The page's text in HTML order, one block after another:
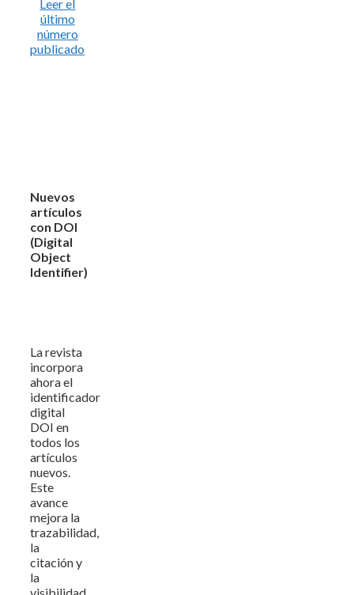
Leer el
último
número
publicado
Nuevos
artículos
con DOI
(Digital
Object
Identifier)
La revista
incorpora
ahora el
identificador
digital
DOI en
todos los
artículos
nuevos.
Este
avance
mejora la
trazabilidad,
la
citación y
la